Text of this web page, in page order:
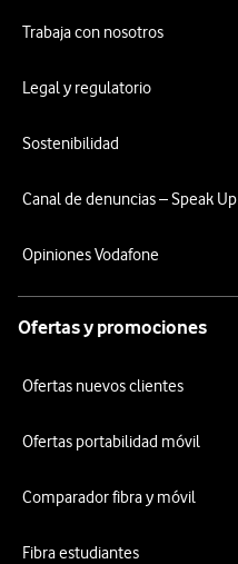
Trabaja con nosotros
Legal y regulatorio
Sostenibilidad
Canal de denuncias – Speak Up
Opiniones Vodafone
Ofertas y promociones
Ofertas nuevos clientes
Ofertas portabilidad móvil
Comparador fibra y móvil
Fibra estudiantes